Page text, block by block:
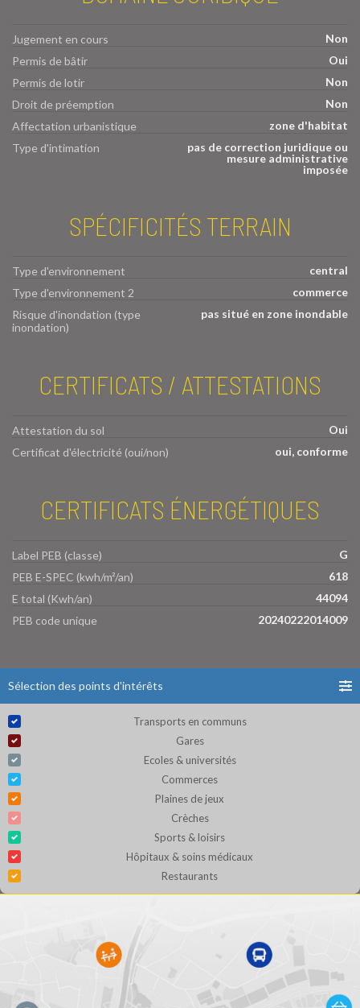
Jugement en cours
Non
Permis de bâtir
Oui
Permis de lotir
Non
Droit de préemption
Non
Affectation urbanistique
zone d'habitat
Type d'intimation
pas de correction juridique ou
mesure administrative
imposée
SPÉCIFICITÉS TERRAIN
Type d'environnement
central
Type d'environnement 2
commerce
Risque d'inondation (type
inondation)
pas situé en zone inondable
CERTIFICATS / ATTESTATIONS
Attestation du sol
Oui
Certificat d'électricité (oui/non)
oui, conforme
CERTIFICATS ÉNERGÉTIQUES
Label PEB (classe)
G
PEB E-SPEC (kwh/m²/an)
618
E total (Kwh/an)
44094
PEB code unique
20240222014009
Sélection des points d'intérêts
Transports en communs
Gares
Ecoles & universités
Commerces
Plaines de jeux
Crèches
Sports & loisirs
Hôpitaux & soins médicaux
Restaurants